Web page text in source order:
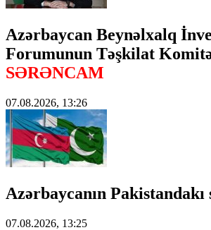
Azərbaycan Beynəlxalq
Forumunun Təşkilat
SƏRƏNCAM
07.08.2026, 13:26
Azərbaycanın
07.08.2026, 13:25